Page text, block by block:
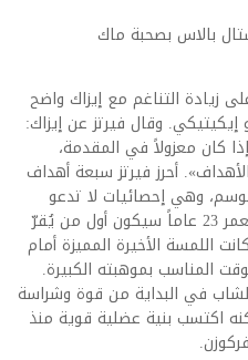
بالاس بصحبة ماك
زيادة التناغم مع إيزاك واضح
وقال فيرتز عن إيزاك:
كان معزولاً في المقدمة،
أحرز فيرتز سبعة أهداف
وهي إحصائيات لا تدعو
للقلق، لكن اللاعب الذي يبلغ من العمر 23 عاماً سيكون أول من يُقرّ
اللمسة الأخيرة المميزة أمام
المناسب بموهبته الكبيرة.
في البداية من قوة وشراسة
لكنه اكتسب بنية عضلية قوية منذ